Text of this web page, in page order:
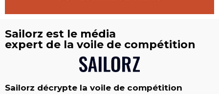
Sailorz est le média
expert de la voile de compétition
Sailorz décrypte la voile de compétition